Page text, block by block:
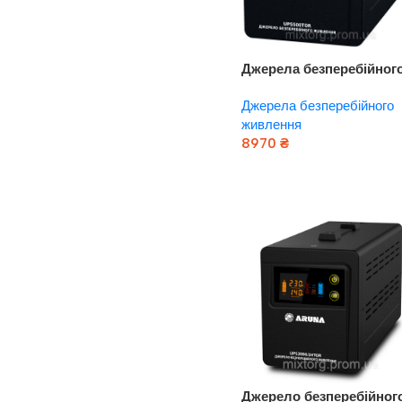
Джерела
“ARUNA”
Джерела безперебійного
живлення
8970 ₴
Джерело